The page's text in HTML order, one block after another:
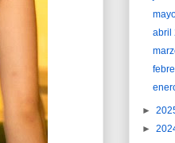
abril
►
►